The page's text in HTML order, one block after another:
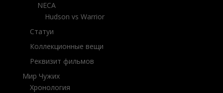
NECA
Hudson vs Warrior
Статуи
Коллекционные вещи
Реквизит фильмов
Мир Чужих
Хронология